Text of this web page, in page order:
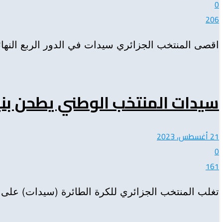
0
206
اقصى المنتخب الجزائري سيدات في الدور الربع
سيدات المنتخب الوطني يطحن
21 أغسطس، 2023
0
161
تغلب المنتخب الجزائري للكرة الطائرة (سيدات) على نظيره النيجيري بنتيجة (3-2) لحساب الجولة الخامسة